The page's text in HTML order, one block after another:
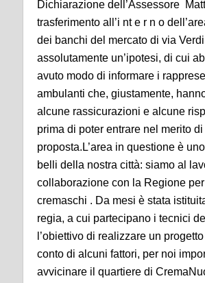
Dichiarazione dell’Assessore
trasferimento all’i nt e r n o
dei banchi del mercato di via
assolutamente un’ipotesi, di cui
avuto modo di informare i
ambulanti che, giustamente,
alcune rassicurazioni e alcune
prima di poter entrare nel merito
proposta.L’area in questione è
belli della nostra città: siamo al
collaborazione con la Regione
cremaschi . Da mesi è stata
regia, a cui partecipano i tecnici
l’obiettivo di realizzare un
conto di alcuni fattori, per noi
avvicinare il quartiere di